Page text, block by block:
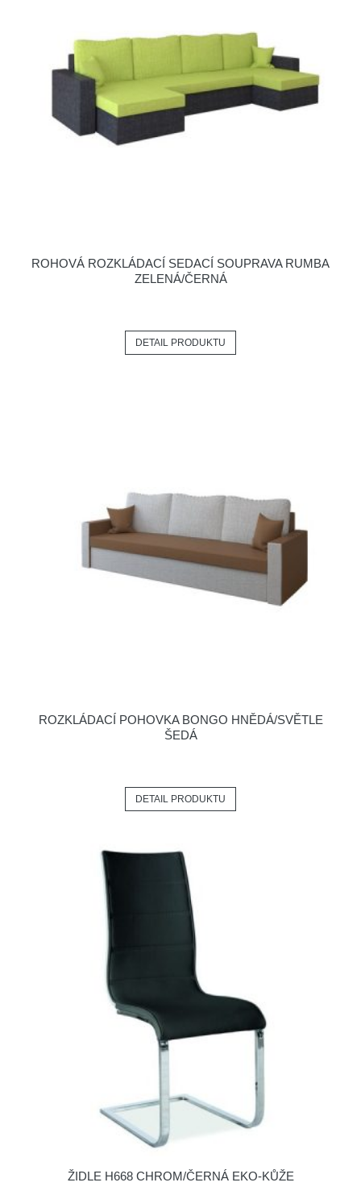
ROHOVÁ ROZKLÁDACÍ SEDACÍ SOUPRAVA RUMBA
ZELENÁ/ČERNÁ
DETAIL PRODUKTU
ROZKLÁDACÍ POHOVKA BONGO HNĚDÁ/SVĚTLE
ŠEDÁ
DETAIL PRODUKTU
ŽIDLE H668 CHROM/ČERNÁ EKO-KŮŽE